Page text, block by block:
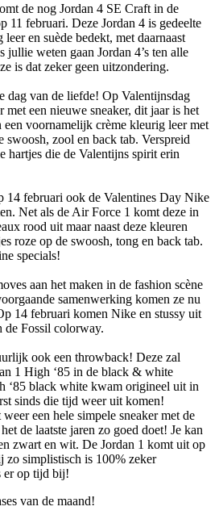
de nog Jordan 4 SE Craft in de
11 februari. Deze Jordan 4 is gedeelte
en suède bedekt, met daarnaast
jullie weten gaan Jordan 4’s ten alle
is dat zeker geen uitzondering.
dag van de liefde! Op Valentijnsdag
een nieuwe sneaker, dit jaar is het
voornamelijk crème kleurig leer met
swoosh, zool en back tab. Verspreid
hartjes die de Valentijns spirit erin
14 februari ook de Valentines Day Nike
Net als de Air Force 1 komt deze in
rood uit maar naast deze kleuren
roze op de swoosh, tong en back tab.
specials!
aan het maken in de fashion scène
samenwerking komen ze nu
14 februari komen Nike en stussy uit
Fossil colorway.
ook een throwback! Deze zal
1 High ‘85 in de black & white
‘85 black white kwam origineel uit in
sinds die tijd weer uit komen!
een hele simpele sneaker met de
de laatste jaren zo goed doet! Je kan
zwart en wit. De Jordan 1 komt uit op
zo simplistisch is 100% zeker
er op tijd bij!
van de maand!